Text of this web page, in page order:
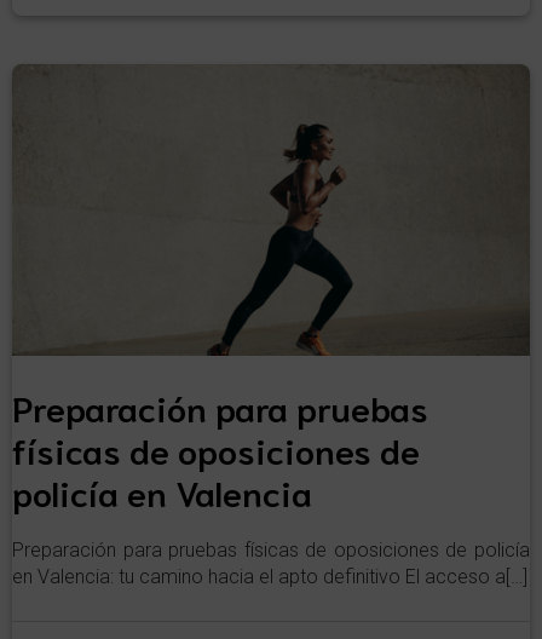
Preparación para pruebas
físicas de oposiciones de
policía en Valencia
Preparación para pruebas físicas de oposiciones de policía
en Valencia: tu camino hacia el apto definitivo El acceso a[…]